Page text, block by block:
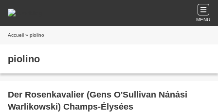
MENU
Accueil » piolino
piolino
Der Rosenkavalier (Gens O'Sullivan Nánási
Warlikowski) Champs-Élysées